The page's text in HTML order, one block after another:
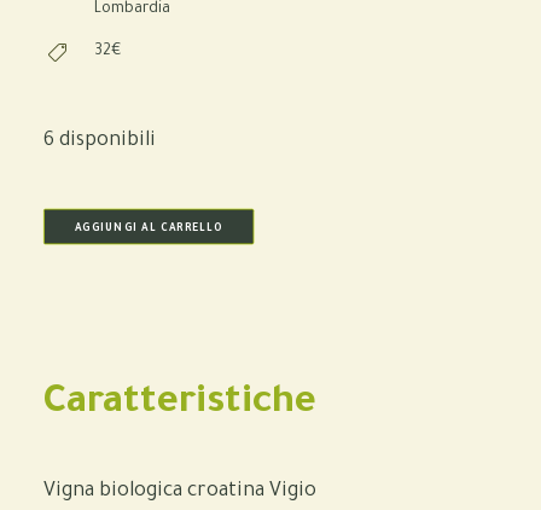
Lombardia
32€
6 disponibili
AGGIUNGI AL CARRELLO
Caratteristiche
Vigna biologica croatina Vigio